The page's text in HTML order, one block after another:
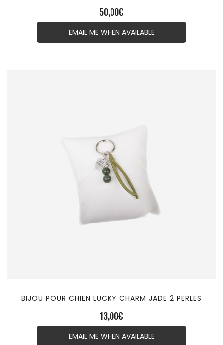
50,00€
EMAIL ME WHEN AVAILABLE
BIJOU POUR CHIEN LUCKY CHARM JADE 2 PERLES
13,00€
EMAIL ME WHEN AVAILABLE